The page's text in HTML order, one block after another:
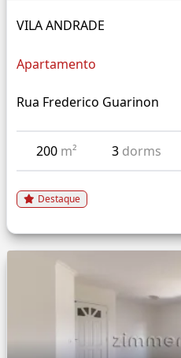
VILA ANDRADE
Apartamento
Rua Frederico Guarinon
200 m² 3 dorms
Destaque